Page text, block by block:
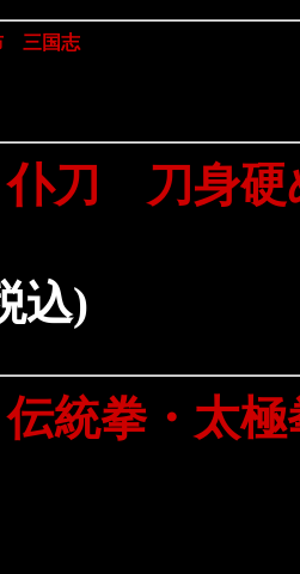
三国志
刀 刀身
込)
統拳・太